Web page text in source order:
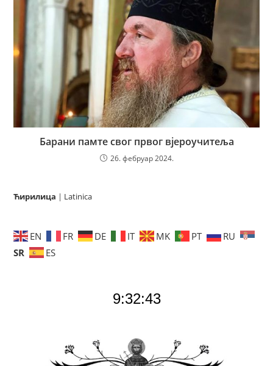
Барани памте свог првог вјероучитеља
26. фебруар 2024.
Ћирилица | Latinica
EN FR DE IT MK PT
RU
SR
ES
9:32:44